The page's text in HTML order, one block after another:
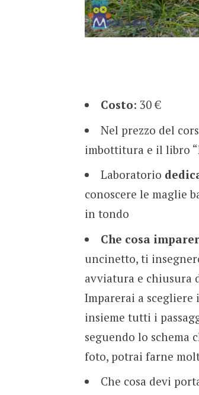
Costo: 30 €
Nel prezzo del
imbottitura e il libro
Laboratorio
conoscere le maglie
in tondo
Che cosa
uncinetto, ti
avviatura e chiusura
Imparerai a
insieme tutti i
seguendo lo schema
foto, potrai farne
Che cosa devi